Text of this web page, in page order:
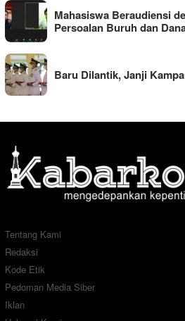
Mahasiswa Beraudiensi
Persoalan Buruh dan
Baru Dilantik, Janji
Tentang Kami
Redaksi
Kode Etik
Pedoman Media Siber
Iklan